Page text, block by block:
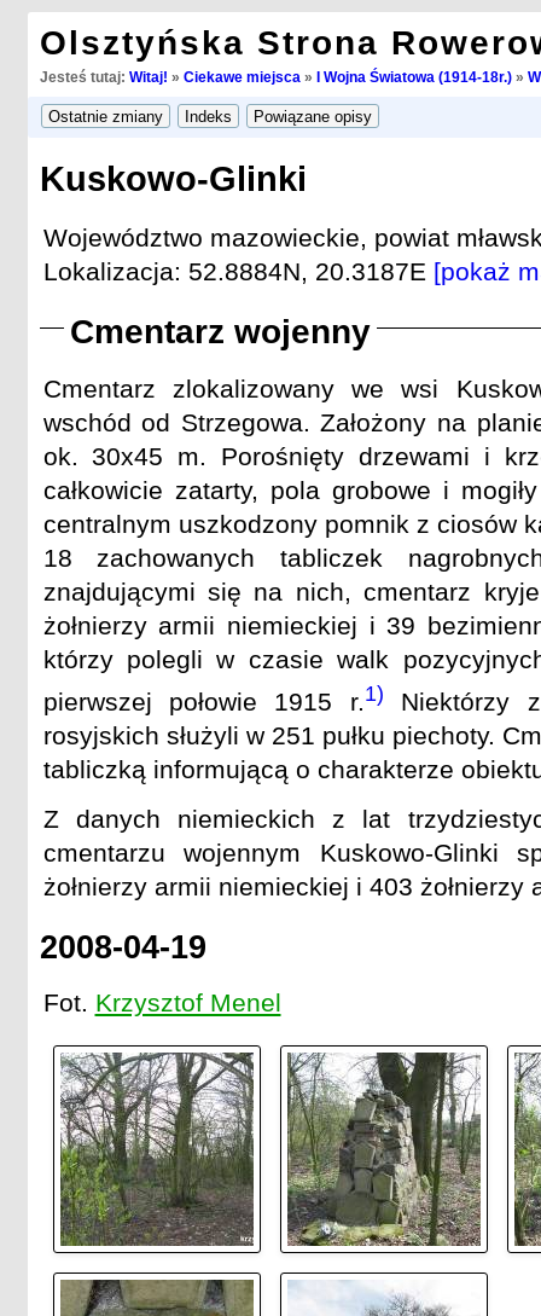
Olsztyńska Strona
Jesteś tutaj: Witaj! » Ciekawe miejsca » I Wojna Światowa (1914-18r.)»
Kuskowo-Glinki
Województwo mazowieckie, powiat
Lokalizacja: 52.8884N, 20.3187E [pokaż
Cmentarz wojenny
Cmentarz zlokalizowany we wsi
wschód od Strzegowa. Założony na
ok. 30x45 m. Porośnięty drzewami i
całkowicie zatarty, pola grobowe i
centralnym uszkodzony pomnik z ciosów
18 zachowanych tabliczek
znajdującymi się na nich, cmentarz
żołnierzy armii niemieckiej i 39
którzy polegli w czasie walk
pierwszej połowie 1915 r.1)
Niektórzy
rosyjskich służyli w 251 pułku piechoty.
tabliczką informującą o charakterze
Z danych niemieckich z lat
cmentarzu wojennym Kuskowo-Glinki
żołnierzy armii niemieckiej i 403 żołnierzy
2008-04-19
Fot. Krzysztof Menel